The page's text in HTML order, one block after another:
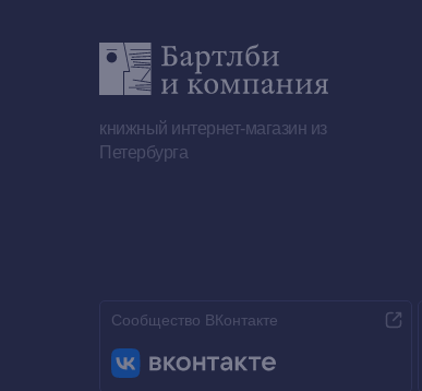
книжный интернет-магазин из
Петербурга
Сообщество ВКонтакте